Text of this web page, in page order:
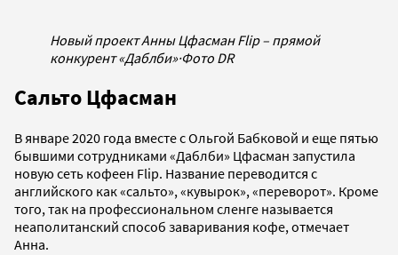
Новый проект Анны Цфасман Flip – прямой
конкурент «Даблби»·Фото DR
Сальто Цфасман
В январе 2020 года вместе с Ольгой Бабковой и еще пятью
бывшими сотрудниками «Даблби» Цфасман запустила
новую сеть кофеен Flip. Название переводится с
английского как «сальто», «кувырок», «переворот». Кроме
того, так на профессиональном сленге называется
неаполитанский способ заваривания кофе, отмечает
Анна.